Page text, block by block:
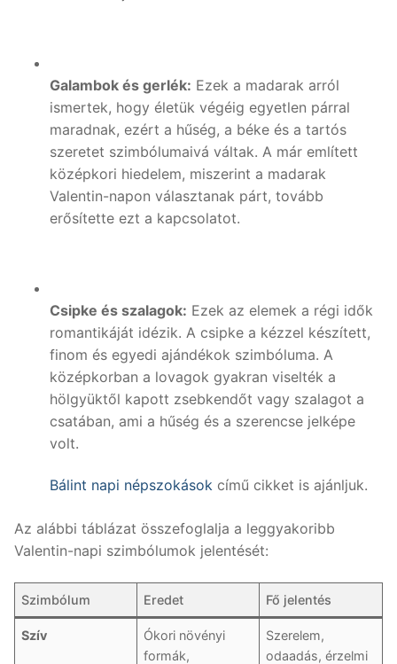
Galambok és gerlék: Ezek a madarak arról
ismertek, hogy életük végéig egyetlen párral
maradnak, ezért a hűség, a béke és a tartós
szeretet szimbólumaivá váltak. A már említett
középkori hiedelem, miszerint a madarak
Valentin-napon választanak párt, tovább
erősítette ezt a kapcsolatot.
Csipke és szalagok: Ezek az elemek a régi idők
romantikáját idézik. A csipke a kézzel készített,
finom és egyedi ajándékok szimbóluma. A
középkorban a lovagok gyakran viselték a
hölgyüktől kapott zsebkendőt vagy szalagot a
csatában, ami a hűség és a szerencse jelképe
volt.
Bálint napi népszokások című cikket is ajánljuk.
Az alábbi táblázat összefoglalja a leggyakoribb
Valentin-napi szimbólumok jelentését:
Szimbólum Eredet Fő jelentés
Szív
Ókori növényi
formák,
Szerelem,
odaadás, érzelmi